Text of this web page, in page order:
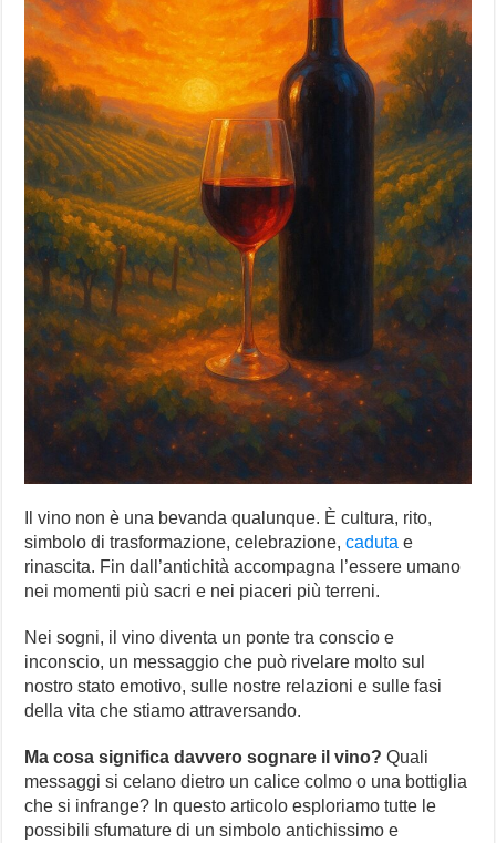
Il vino non è una bevanda qualunque. È cultura, rito,
simbolo di trasformazione, celebrazione,caduta e
rinascita. Fin dall’antichità accompagna l’essere umano
nei momenti più sacri e nei piaceri più terreni.
Nei sogni, il vino diventa un ponte tra conscio e
inconscio, un messaggio che può rivelare molto sul
nostro stato emotivo, sulle nostre relazioni e sulle fasi
della vita che stiamo attraversando.
Ma cosa significa davvero sognare il vino? Quali
messaggi si celano dietro un calice colmo o una bottiglia
che si infrange? In questo articolo esploriamo tutte le
possibili sfumature di un simbolo antichissimo e